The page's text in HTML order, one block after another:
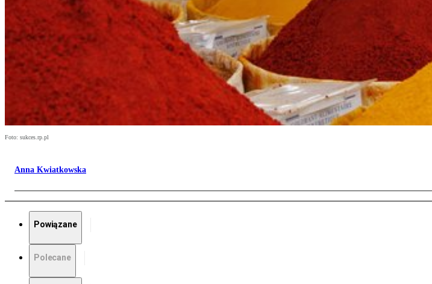
Foto: sukces.rp.pl
Anna Kwiatkowska
Powiązane
Polecane